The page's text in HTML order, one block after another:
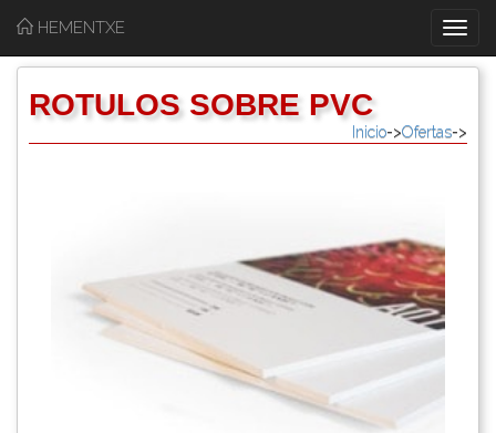
T
o
l
HEMENTXE
ROTULOS SOBRE PVC
Inicio->Ofertas->